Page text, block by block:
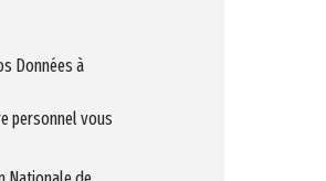
Données à
personnel vous